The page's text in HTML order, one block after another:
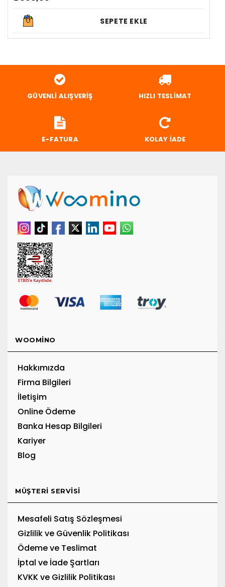
SEPETE EKLE
GÜVENLI ALIŞVERIŞ HIZLI TESLIMAT
E-FATURA KOLAY İADE
WOOMINO
Hakkımızda
Firma Bilgileri
İletişim
Online Ödeme
Banka Hesap Bilgileri
Kariyer
Blog
MÜŞTERI SERVISI
Mesafeli Satış Sözleşmesi
Gizlilik ve Güvenlik Politikası
Ödeme ve Teslimat
İptal ve İade Şartları
KVKK ve Gizlilik Politikası